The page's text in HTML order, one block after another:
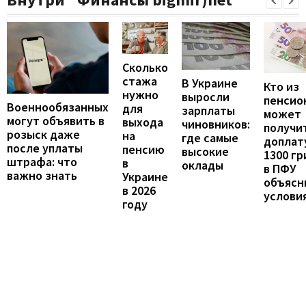
Военнообязанных
могут объявить в
розыск даже
после уплаты
штрафа: что
важно знать
Сколько
стажа
нужно
для
выхода
на
пенсию
в
Украине
в 2026
году
В Украине
выросли
зарплаты
чиновников:
где самые
высокие
оклады
Кто из
может
1300
в ПФУ